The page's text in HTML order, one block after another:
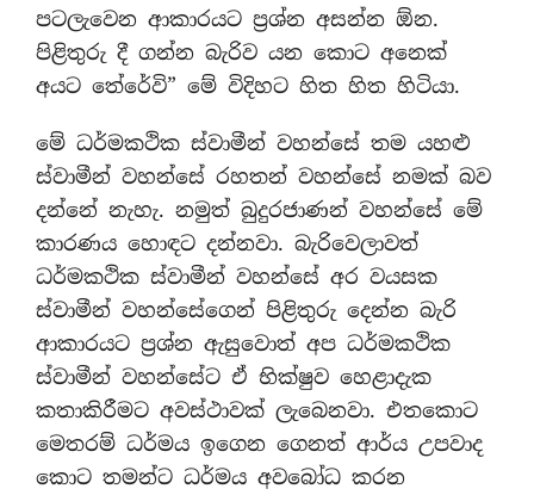
පටලැවෙන ආකාරයට ප්‍රශ්න අසන්න ඕන.
පිළිතුරු දී ගන්න බැරිව යන කොට අනෙක්
අයට තේරේවි” මේ විදිහට හිත හිත හිටියා.
මේ ධර්මකථික ස්වාමීන් වහන්සේ තම යහළු
ස්වාමීන් වහන්සේ රහතන් වහන්සේ නමක් බව
දන්නේ නැහැ. නමුත් බුදුරජාණන් වහන්සේ මේ
කාරණය හොඳට දන්නවා. බැරිවෙලාවත්
ධර්මකථික ස්වාමීන් වහන්සේ අර වයසක
ස්වාමීන් වහන්සේගෙන් පිළිතුරු දෙන්න බැරි
ආකාරයට ප්‍රශ්න ඇසුවොත් අප ධර්මකථික
ස්වාමීන් වහන්සේට ඒ භික්ෂුව හෙළාදැක
කතාකිරීමට අවස්ථාවක් ලැබෙනවා. එතකොට
මෙතරම් ධර්මය ඉගෙන ගෙනත් ආර්ය උපවාද
කොට තමන්ට ධර්මය අවබෝධ කරන